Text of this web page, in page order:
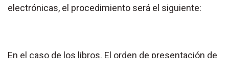
electrónicas, el procedimiento será el siguiente:
En el caso de los libros. El orden de presentación de